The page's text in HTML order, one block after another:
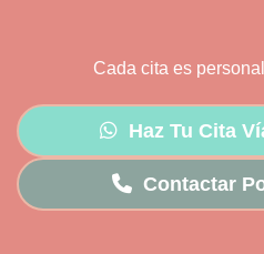
Cada cita es
Haz Tu Cita
Contactar